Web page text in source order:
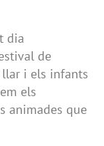
dia
de
llar i els infants
els
animades que